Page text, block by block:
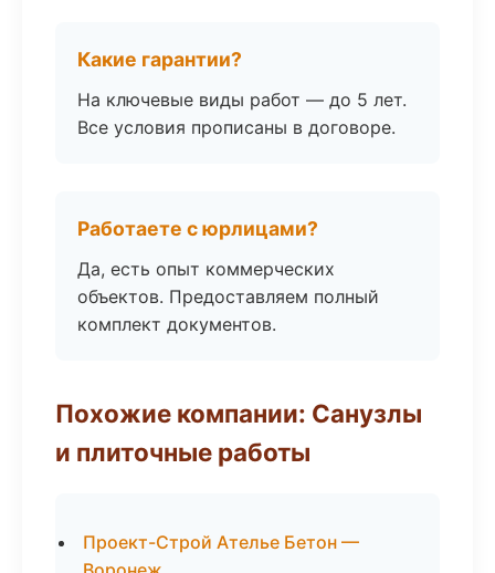
Какие гарантии?
На ключевые виды работ — до 5 лет.
Все условия прописаны в договоре.
Работаете с юрлицами?
Да, есть опыт коммерческих
объектов. Предоставляем полный
комплект документов.
Похожие компании: Санузлы
и плиточные работы
Проект-Строй Ателье Бетон —